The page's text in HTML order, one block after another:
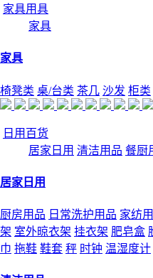
家具用具
家具
家具
椅凳类 桌/台类 茶几 沙发 柜类
日用百货
居家日用 清洁用品 餐厨
居家日用
厨房用品 日常洗护用品 家纺
架 室外晾衣架 挂衣架 肥皂盒
巾 拖鞋 鞋套 秤 时钟 温湿度计